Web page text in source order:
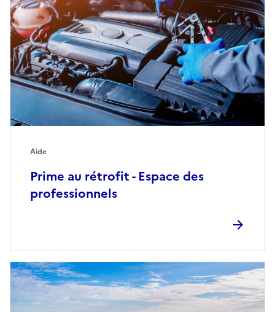
Prime au rétrofit - Espace des
professionnels
Aide